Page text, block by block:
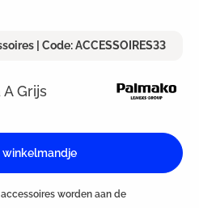
| Code: ACCESSOIRES33
Grijs
winkelmandje
worden aan de